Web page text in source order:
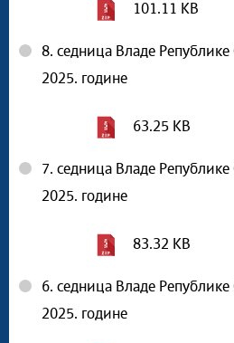
101.11 KB
8. седница Владе Републике
2025. године
63.25 KB
7. седница Владе Републике
2025. године
83.32 KB
6. седница Владе Републике
2025. године